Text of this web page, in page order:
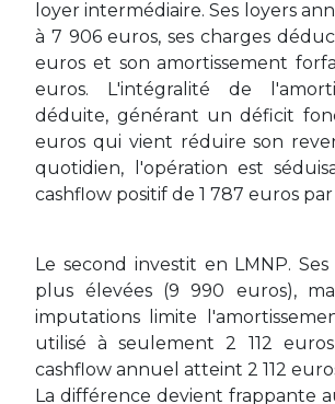
loyer intermédiaire. Ses loyers
à 7 906 euros, ses charges
euros et son amortissement
euros. L'intégralité de
déduite, générant un déficit
euros qui vient réduire son
quotidien, l'opération est
cashflow positif de 1 787 euros par
Le second investit en LMNP.
plus élevées (9 990 euros),
imputations limite
utilisé à seulement 2 112
cashflow annuel atteint 2 112
La différence devient frappante